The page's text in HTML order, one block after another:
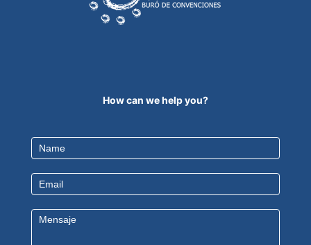
How can we help you?
Contact
Us
EN